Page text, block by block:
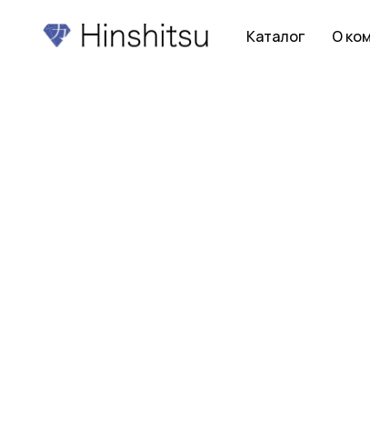
Каталог О